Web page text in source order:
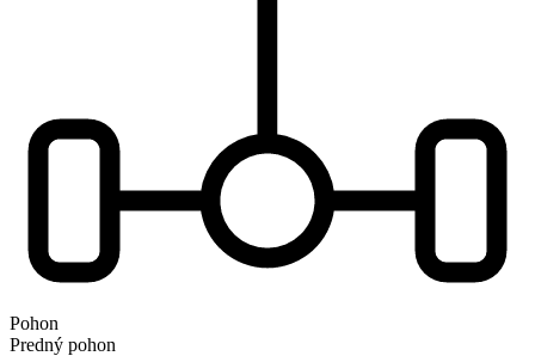
Pohon
Predný pohon